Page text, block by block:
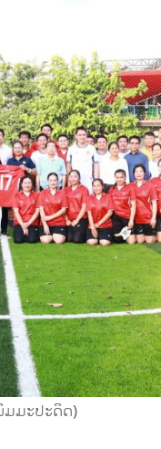
ມມະປະດິດ)